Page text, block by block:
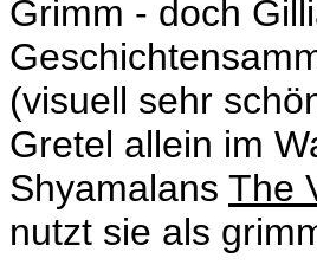
Grimm - doch
(visuell sehr
Gretel allein im
Shyamalans The
nutzt sie als